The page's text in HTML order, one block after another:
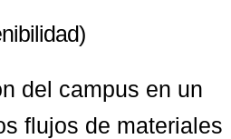
del campus en un
flujos de materiales